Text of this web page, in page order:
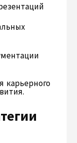
карьерного